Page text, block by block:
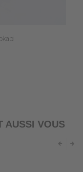
AUSSI VOUS